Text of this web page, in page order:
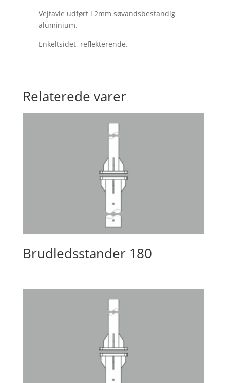
Vejtavle udført i 2mm søvandsbestandig
aluminium.
Enkeltsidet, reflekterende.
Relaterede varer
Brudledsstander 180